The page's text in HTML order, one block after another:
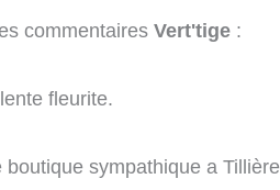
commentaires Vert'tige :
fleurite.
boutique sympathique a